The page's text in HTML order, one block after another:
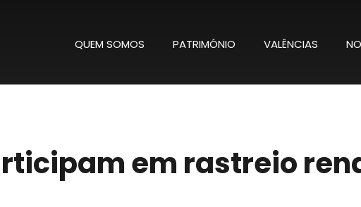
QUEM SOMOS PATRIMÓNIO VALÊNCIAS
em rastreio